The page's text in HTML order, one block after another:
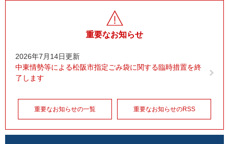
重要なお知らせ
2026年7月14日更新
中東情勢等による松阪市指定ごみ袋に関する臨時措置を終
了します
重要なお知らせの一覧 重要なお知らせのRSS